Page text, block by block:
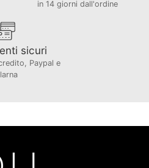
in 14 giorni dall'ordine
sicuri
Paypal e